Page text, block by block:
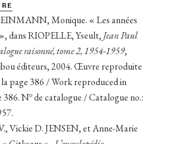
Monique. « Les années
dans RIOPELLE, Yseult, Jean Paul
raisonné, tome 2, 1954-1959,
éditeurs, 2004. Œuvre reproduite
page 386 / Work reproduced in
386. Node catalogue / Catalogue no.:
Vickie D. JENSEN, et Anne-Marie